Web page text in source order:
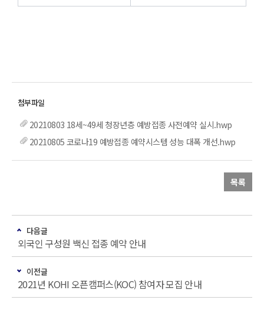
20210803 18세~49세 청장년층 예방접종 사전예약 실시.hwp
20210805 코로나19 예방접종 예약시스템 성능 대폭 개선.hwp
목록
다음글
외국인 구성원 백신 접종 예약 안내
이전글
2021년 KOHI 오픈캠퍼스(KOC) 참여자 모집 안내